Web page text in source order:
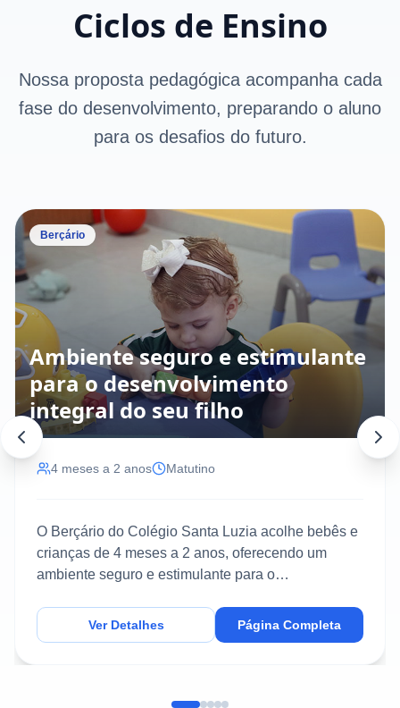
Ciclos de Ensino
Nossa proposta pedagógica acompanha cada
fase do desenvolvimento, preparando o aluno
para os desafios do futuro.
Berçário
Ambiente seguro e estimulante
para o desenvolvimento
integral do seu filho
4 meses a 2 anos Matutino
O Berçário do Colégio Santa Luzia acolhe bebês e
crianças de 4 meses a 2 anos, oferecendo um
ambiente seguro e estimulante para o
Ver Detalhes Página Completa